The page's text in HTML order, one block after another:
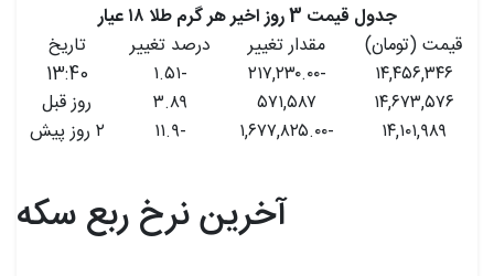
جدول قیمت 3 روز اخیر هر گرم طلا ۱۸ عیار
قیمت (تومان)
مقدار تغییر درصد تغییر
تاریخ
۱۴,۴۵۶,۳۴۶
13:40
۱۴,۶۷۳,۵۷۶
۵۷۱,۵۸۷ ۳.۸۹
روز قبل
۱۴,۱۰۱,۹۸۹
آخرین نرخ ربع سکه